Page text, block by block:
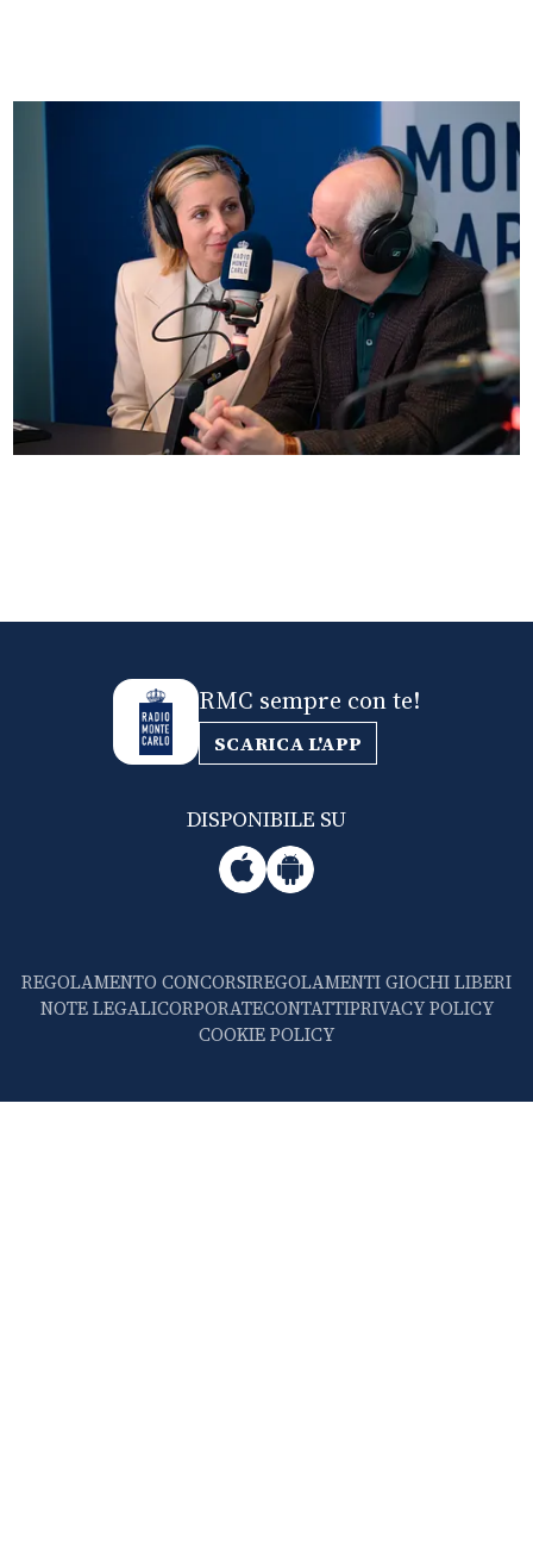
RMC sempre con te!
SCARICA L'APP
DISPONIBILE SU
REGOLAMENTO CONCORSIREGOLAMENTI GIOCHI LIBERI
NOTE LEGALICORPORATECONTATTIPRIVACY POLICY
COOKIE POLICY